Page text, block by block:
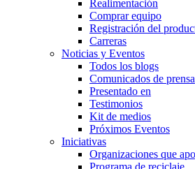
Realimentación
Comprar equipo
Registración del
Carreras
Noticias y Eventos
Todos los blogs
Comunicados de prensa
Presentado en
Testimonios
Kit de medios
Próximos Eventos
Iniciativas
Organizaciones que